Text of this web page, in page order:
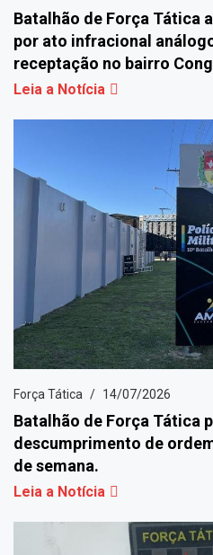
Batalhão de Força Tática
por ato infracional
receptação no bairro
Leia a Notícia
Força Tática 14/07/2026
Batalhão de Força Tática
descumprimento de
de semana.
Leia a Notícia